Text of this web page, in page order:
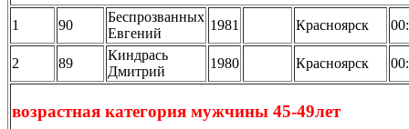
1 90
Беспрозванных
Евгений
1981 Красноярск
2 89
Киндрась
Дмитрий
1980 Красноярск
возрастная категория мужчины 45-49лет